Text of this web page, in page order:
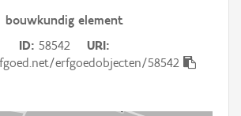
bouwkundig element
ID 58542
URI
erfgoedobjecten/58542